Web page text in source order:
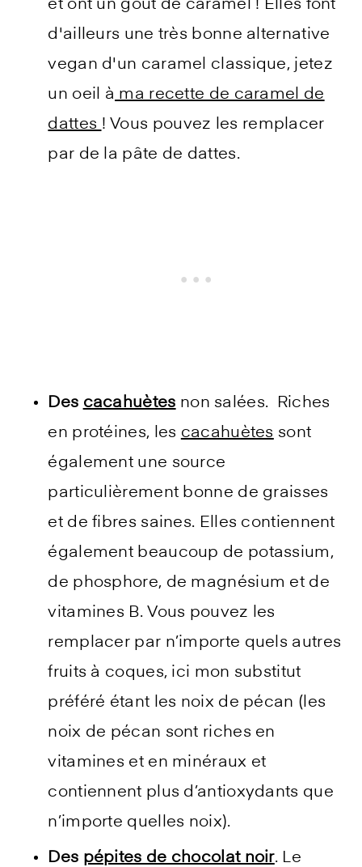
et ont un goût de caramel ! Elles font
d'ailleurs une très bonne alternative
vegan d'un caramel classique, jetez
un oeil à ma recette de caramel de
dattes ! Vous pouvez les remplacer
par de la pâte de dattes.
Des cacahuètes non salées. Riches
en protéines, les cacahuètes sont
également une source
particulièrement bonne de graisses
et de fibres saines. Elles contiennent
également beaucoup de potassium,
de phosphore, de magnésium et de
vitamines B. Vous pouvez les
remplacer par n’importe quels autres
fruits à coques, ici mon substitut
préféré étant les noix de pécan (les
noix de pécan sont riches en
vitamines et en minéraux et
contiennent plus d’antioxydants que
n’importe quelles noix).
Des pépites de chocolat noir. Le